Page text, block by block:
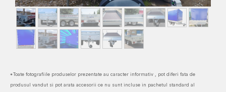
*Toate fotografiile produselor prezentate au caracter informativ , pot diferi fata de
produsul vandut si pot arata accesorii ce nu sunt incluse in pachetul standard al